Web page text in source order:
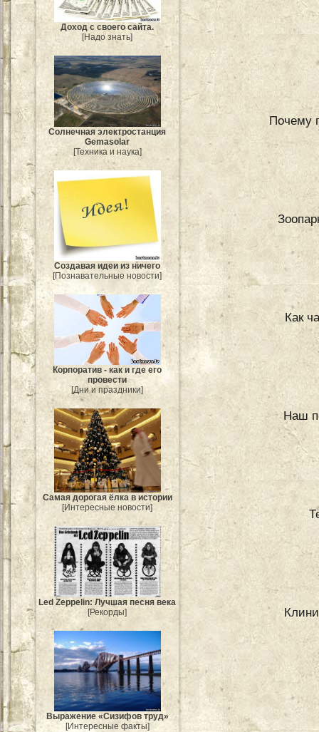
Доход с своего сайта.
[Надо знать]
Солнечная электростанция
Gemasolar
[Техника и наука]
Создавая идеи из ничего
[Познавательные новости]
Корпоратив - как и где его
провести
[Дни и праздники]
Самая дорогая ёлка в истории
[Интересные новости]
Led Zeppelin: Лучшая песня века
[Рекорды]
Выражение «Сизифов труд»
[Интересные факты]
Почему
Как
Наш